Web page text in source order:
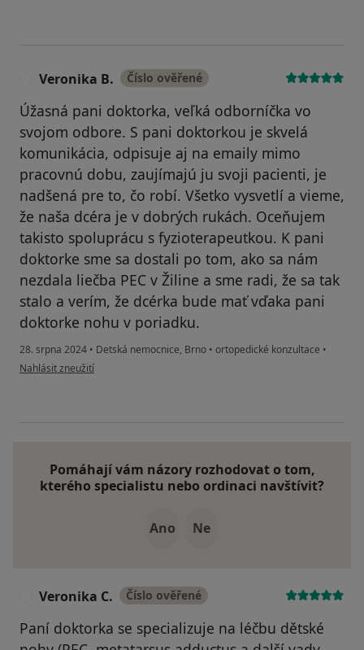
Veronika B. Číslo ověřené
Úžasná pani doktorka, veľká odborníčka vo
svojom odbore. S pani doktorkou je skvelá
komunikácia, odpisuje aj na emaily mimo
pracovnú dobu, zaujímajú ju svoji pacienti, je
nadšená pre to, čo robí. Všetko vysvetlí a vieme,
že naša dcéra je v dobrých rukách. Oceňujem
takisto spoluprácu s fyzioterapeutkou. K pani
doktorke sme sa dostali po tom, ako sa nám
nezdala liečba PEC v Žiline a sme radi, že sa tak
stalo a verím, že dcérka bude mať vďaka pani
doktorke nohu v poriadku.
28. srpna 2024 • Detská nemocnice, Brno • ortopedické konzultace •
podle názoru uživatele Veronika B.
Nahlásit zneužití
Pomáhají vám názory rozhodovat o tom,
kterého specialistu nebo ordinaci navštívit?
Ano Ne
Veronika C. Číslo ověřené
Paní doktorka se specializuje na léčbu dětské